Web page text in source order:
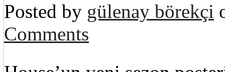
Posted by gülenay börekçi
Comments